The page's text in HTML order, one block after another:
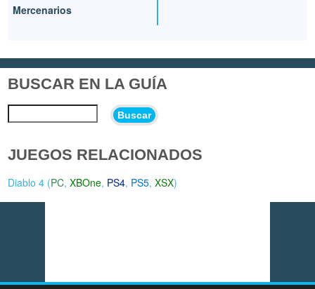
Mercenarios
BUSCAR EN LA GUÍA
Buscar
JUEGOS RELACIONADOS
Diablo 4 (PC,XBOne, PS4, PS5,XSX)